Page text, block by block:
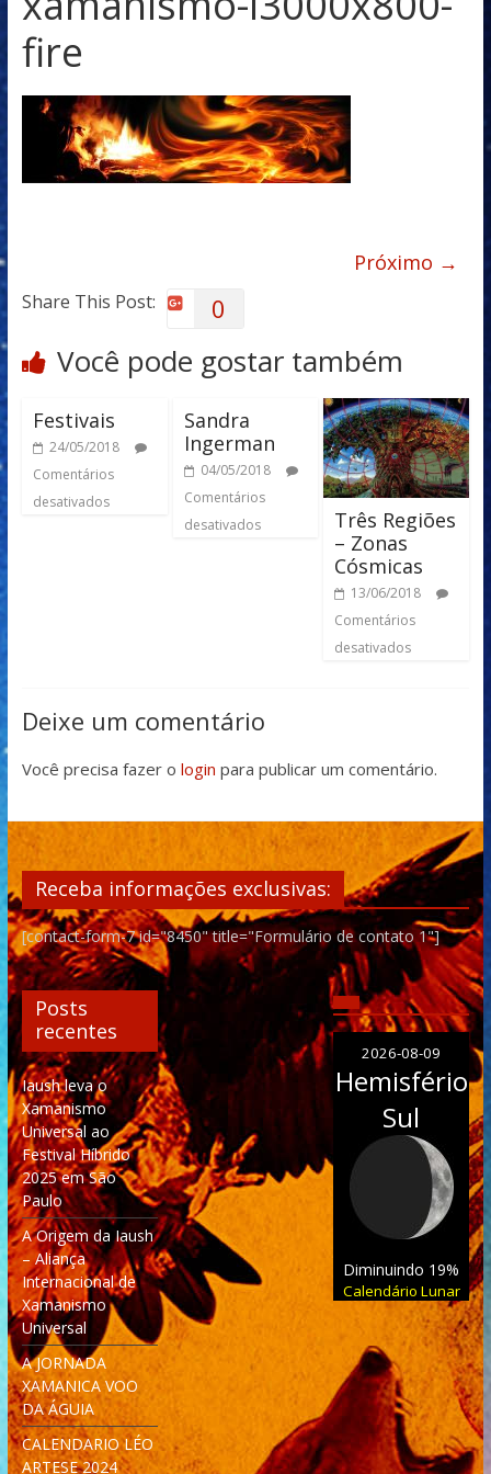
fire
Próximo →
Share This Post: 0
Você pode gostar também
Festivais
24/05/2018
Comentários
desativados
Sandra
Ingerman
04/05/2018
Comentários
desativados
Três Regiões
– Zonas
Cósmicas
13/06/2018
Comentários
desativados
Deixe um comentário
Você precisa fazer o login para publicar um comentário.
Receba informações exclusivas:
[contact-form-7 id="8450" title="Formulário de contato 1"]
Posts
recentes
Iaush leva o
Xamanismo
Universal ao
Festival Híbrido
2025 em São
Paulo
A Origem da Iaush
– Aliança
Internacional de
Xamanismo
Universal
A JORNADA
XAMANICA VOO
DA ÁGUIA
CALENDARIO LÉO
ARTESE 2024
2026-08-09
Hemisfério
Sul
Diminuindo 19%
Calendário Lunar